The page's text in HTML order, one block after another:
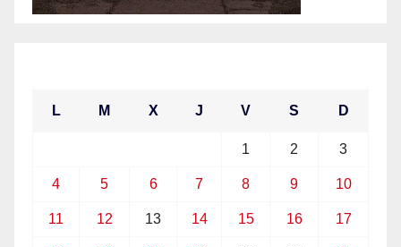
L M X J V S D
1 2 3
4 5 6 7 8 9 10
11 12 13 14 15 16 17